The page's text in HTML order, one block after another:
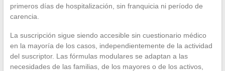
primeros días de hospitalización, sin franquicia ni período de
carencia.
La suscripción sigue siendo accesible sin cuestionario médico
en la mayoría de los casos, independientemente de la actividad
del suscriptor. Las fórmulas modulares se adaptan a las
necesidades de las familias, de los mayores o de los activos,